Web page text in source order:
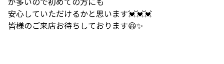
安心していただけるかと思います💓💓💓
皆様のご来店お待ちしております😆✨